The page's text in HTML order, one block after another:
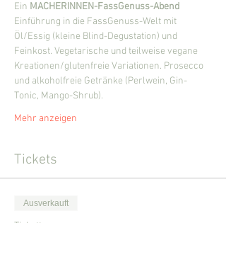
Ein MACHERINNEN-FassGenuss-Abend
Einführung in die FassGenuss-Welt mit
Öl/Essig (kleine Blind-Degustation) und
Feinkost. Vegetarische und teilweise vegane
Kreationen/glutenfreie Variationen. Prosecco
und alkoholfreie Getränke (Perlwein, Gin-
Tonic, Mango-Shrub).
Mehr anzeigen
Tickets
Ausverkauft
Tickettyp